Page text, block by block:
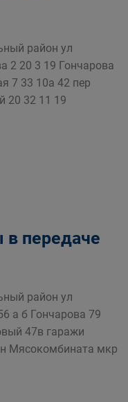
район ул
2 20 3 19 Гончарова
7 33 10а 42 пер
20 32 11 19
передаче
район ул
а б Гончарова 79
47в гаражи
Мясокомбината мкр